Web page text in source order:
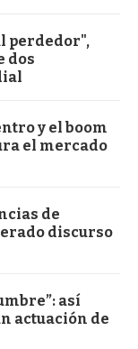
perdedor",
dos
y el boom
el mercado
de
discurso
así
actuación de